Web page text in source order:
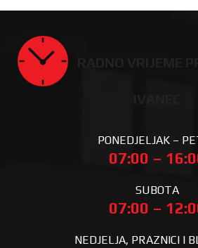
PONEDJELJAK –
07:00 –
SUBOTA
07:00 –
NEDJELJA, PRAZNICI I